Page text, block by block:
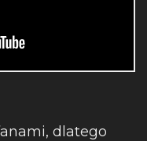
dlatego